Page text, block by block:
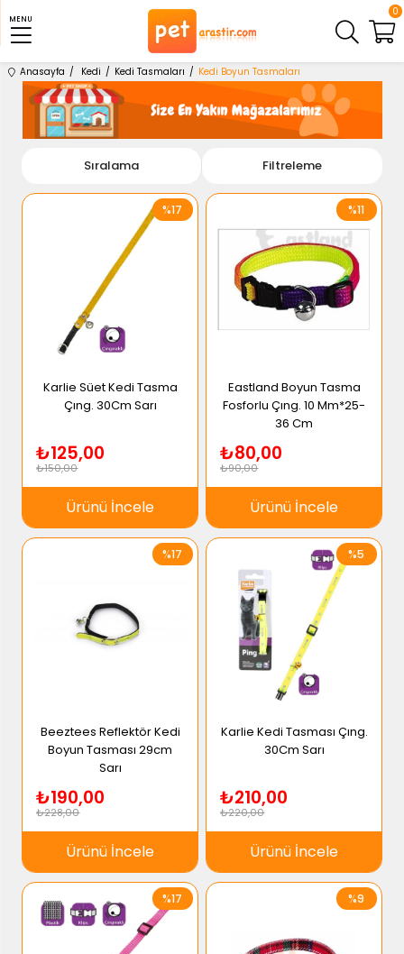
MENU
0
Anasayfa Kedi Kedi Tasmaları Kedi Boyun Tasmaları
Filtreleme
Sıralama
Karlie Süet Kedi Tasma
Çıng. 30Cm Sarı
₺125,00
₺150,00
Ürünü İncele
%17
Eastland Boyun Tasma
Fosforlu Çıng. 10 Mm*25-
36 Cm
₺80,00
₺90,00
Ürünü İncele
%11
Beeztees Reflektör Kedi
Boyun Tasması 29cm
Sarı
₺190,00
₺228,00
Ürünü İncele
%17
Karlie Kedi Tasması Çıng.
30Cm Sarı
₺210,00
₺220,00
Ürünü İncele
%5
%17 %9